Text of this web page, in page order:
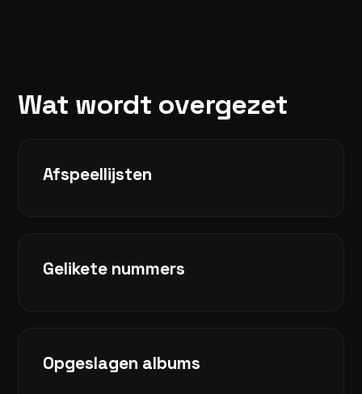
Wat wordt overgezet
Afspeellijsten
Gelikete nummers
Opgeslagen albums